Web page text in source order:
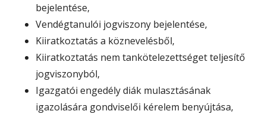
bejelentése,
Vendégtanulói jogviszony bejelentése,
Kiiratkoztatás a köznevelésből,
Kiiratkoztatás nem tankötelezettséget teljesítő
jogviszonyból,
Igazgatói engedély diák mulasztásának
igazolására gondviselői kérelem benyújtása,